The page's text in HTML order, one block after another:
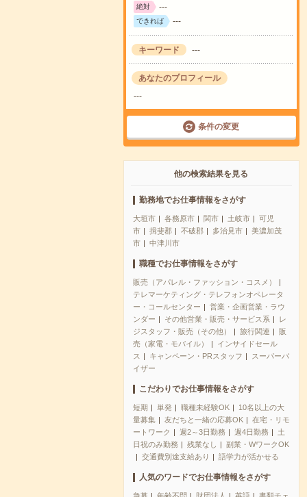
絶対 ---
できれば ---
キーワード ---
あなたのプロフィール
---
条件の変更
他の検索結果を見る
勤務地でお仕事情報をさがす
大垣市 各務原市 関市 土岐市
可児
市
揖斐郡 不破郡 多治見市
美濃加茂
市
中津川市
職種でお仕事情報をさがす
販売（アパレル・ファッション・コスメ）
テレマーケティング・テレフォンオペレータ
ー・コールセンター
営業・企画営業・ラウ
ンダー
その他営業・販売・サービス系
レ
ジスタッフ・販売（その他）
旅行関連
販
売（家電・モバイル）
インサイドセール
ス
キャンペーン・PRスタッフ
スーパーバ
イザー
こだわりでお仕事情報をさがす
短期 単発 職種未経験OK
10名以上の大
量募集
友だちと一緒の応募OK
在宅・リモ
ートワーク
週2～3日勤務 週4日勤務
土
日祝のみ勤務
残業なし
副業・WワークOK
交通費別途支給あり
語学力が活かせる
人気のワードでお仕事情報をさがす